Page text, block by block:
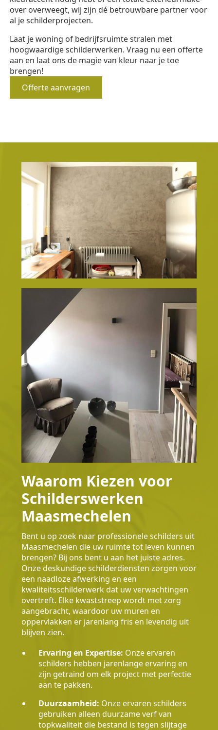
over overweegt, wij zijn dé betrouwbare partner voor
al je schilderprojecten.
Laat je woning of bedrijfsruimte stralen met
hoogwaardige schilderwerken. Vraag nu een offerte
aan en laat ons de magie van kleur naar je toe
brengen!
Offerte aanvragen
Waarom Kiezen voor
Schilderswerken
Maasmechelen
Bent u op zoek naar professionele schilders uit
Maasmechelen die uw ruimte tot leven kunnen
brengen? Bij ons bent u aan het juiste adres.
Onze deskundige schilderdiensten zorgen voor
een naadloze afwerking en een
kwaliteitsschilderwerk dat uw verwachtingen
overtreft. Elke kwaststreep wordt met zorg
aangebracht, waardoor uw muren en
oppervlakken er jarenlang fris en levendig uit
blijven zien.
Ervaring en Expertise: Onze ervaren
schilders hebben jarenlange ervaring en
zijn getraind om elk project met perfectie
aan te pakken.
Duurzaamheid: Onze ervaren schilders
gebruiken alleen duurzame verf van
topkwaliteit die bestand is tegen slijtage